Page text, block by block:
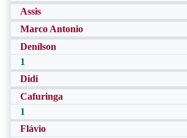
Assis
Marco Antonio
Denílson
1
Didi
Cafuringa
1
Flávio